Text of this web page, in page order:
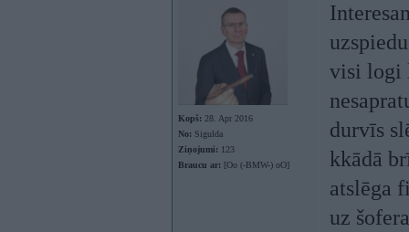
Kopš: 28. Apr 2016
No: Sigulda
Ziņojumi: 123
Braucu ar: [Oo (-BMW-) oO]
visi logi
durvīs
kkādā
atslēga
uz